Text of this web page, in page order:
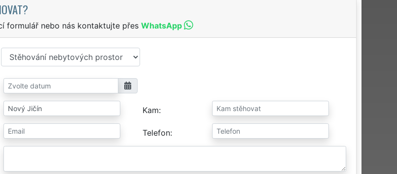
formulář nebo nás kontaktujte přes WhatsApp
Kam
Telefon